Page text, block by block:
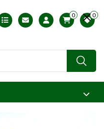
zónák
Nyomtatható ABC árjegyzék
Profilom
0 0